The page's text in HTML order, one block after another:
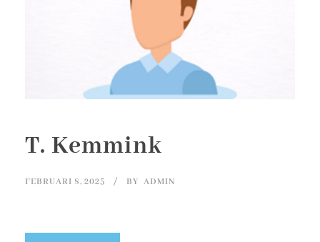
T. Kemmink
FEBRUARI 8, 2025 BY ADMIN